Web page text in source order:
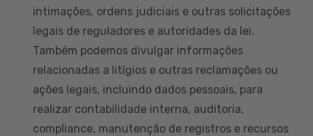
intimações, ordens judiciais e outras solicitações
legais de reguladores e autoridades da lei.
Também podemos divulgar informações
relacionadas a litígios e outras reclamações ou
ações legais, incluindo dados pessoais, para
realizar contabilidade interna, auditoria,
compliance, manutenção de registros e recursos